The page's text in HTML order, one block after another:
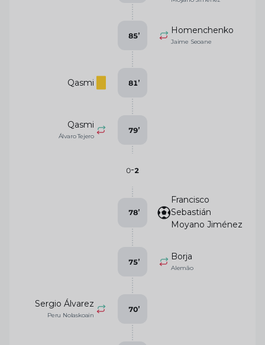
Homenchenko
Jaime Seoane
85’
Qasmi 81’
Qasmi
Álvaro Tejero
79’
0-2
Francisco
Sebastián
Moyano Jiménez
78’
Borja
Alemâo
75’
Sergio Álvarez
Peru Nolaskoain
70’